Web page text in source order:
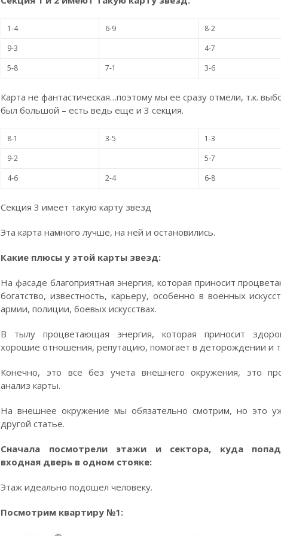
1-4 6-9
8-2
9-3
4-7
5-8
7-1 3-6
Карта не фантастическая…поэтому мы ее сразу отмели, т.к.
был большой – есть ведь еще и 3 секция.
8-1 3-5
1-3
9-2
5-7
4-6
2-4 6-8
Секция 3 имеет такую карту звезд
Эта карта намного лучше, на ней и остановились.
Какие плюсы у этой карты звезд:
На фасаде благоприятная энергия, которая приносит
богатство, известность, карьеру, особенно в военных
армии, полиции, боевых искусствах.
В тылу процветающая энергия, которая приносит
хорошие отношения, репутацию, помогает в деторождении и
Конечно, это все без учета внешнего окружения, это
анализ карты.
На внешнее окружение мы обязательно смотрим, но это
другой статье.
Сначала посмотрели этажи и сектора, куда
входная дверь в одном стояке:
Этаж идеально подошел человеку.
Посмотрим квартиру №1: